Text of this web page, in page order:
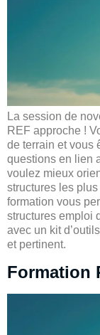
La session de
REF approche !
de terrain et vous
questions en lien
voulez mieux
structures les
formation vous
structures emploi
avec un kit
et pertinent.
Formation